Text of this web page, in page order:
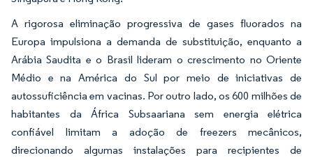
A rigorosa eliminação progressiva de gases fluorados na
Europa impulsiona a demanda de substituição, enquanto a
Arábia Saudita e o Brasil lideram o crescimento no Oriente
Médio e na América do Sul por meio de iniciativas de
autossuficiência em vacinas. Por outro lado, os 600 milhões de
habitantes da África Subsaariana sem energia elétrica
confiável limitam a adoção de freezers mecânicos,
direcionando algumas instalações para recipientes de